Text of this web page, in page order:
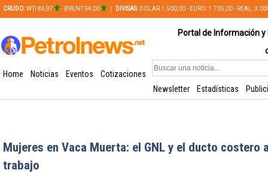
CRUDO: WTI 86,97 - BRENT 94,00 DIVISAS: DOLAR 1.500,00 - EURO: 1.735,00 - REAL:
Portal de Información
Home Noticias Eventos
Cotizaciones
Newsletter
Estadísticas
Mujeres en Vaca Muerta: el GNL y el ducto costero
trabajo